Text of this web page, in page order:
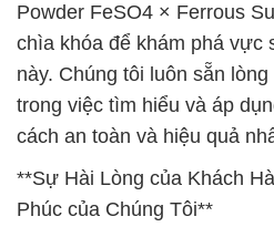
Powder FeSO4 × Ferrous
chìa khóa để khám phá vực
này. Chúng tôi luôn sẵn
trong việc tìm hiểu và áp
cách an toàn và hiệu quả
**Sự Hài Lòng của Khách
Phúc của Chúng Tôi**